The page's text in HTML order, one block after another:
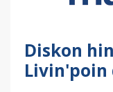
Diskon
Livin'poin